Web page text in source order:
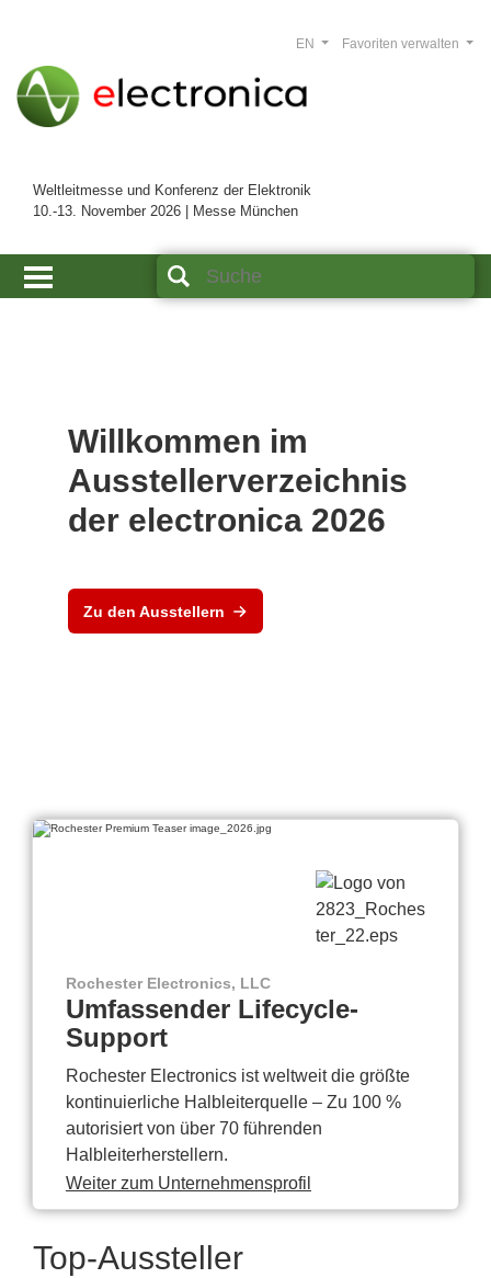
Weltleitmesse und Konferenz der Elektronik
10.-13. November 2026 | Messe München
Favoriten verwalten
EN
Willkommen im
Ausstellerverzeichnis
der electronica 2026
Zu den Ausstellern
Rochester Electronics, LLC
Umfassender Lifecycle-
Support
Rochester Electronics ist weltweit die größte
kontinuierliche Halbleiterquelle – Zu 100 %
autorisiert von über 70 führenden
Halbleiterherstellern.
Weiter zum Unternehmensprofil
Top-Aussteller